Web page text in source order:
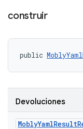
construir
public
Devoluciones
MoblyYamlResult